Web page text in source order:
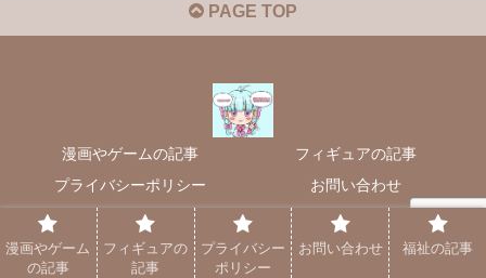
PAGE TOP
漫画やゲームの記事
フィギュアの記事
プライバシーポリシー
お問い合わせ
福祉の記事
© 2021-2026 Smiley Pierrot Blog".
漫画やゲーム
の記事
フィギュアの
記事
プライバシー
ポリシー
お問い合わせ 福祉の記事